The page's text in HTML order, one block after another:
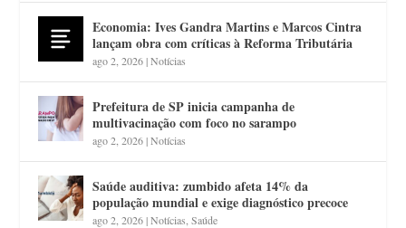
Economia: Ives Gandra Martins e Marcos Cintra
lançam obra com críticas à Reforma Tributária
ago 2, 2026|Notícias
Prefeitura de SP inicia campanha de
multivacinação com foco no sarampo
ago 2, 2026|Notícias
Saúde auditiva: zumbido afeta 14% da
população mundial e exige diagnóstico precoce
ago 2, 2026|Notícias ,Saúde